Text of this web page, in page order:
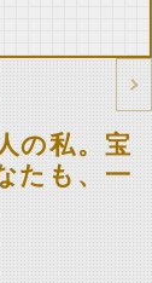
の私。宝
たも、一